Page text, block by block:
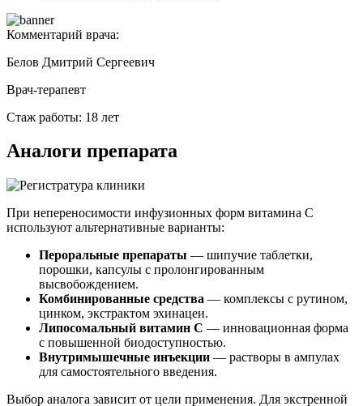
Комментарий врача:
Белов Дмитрий Сергеевич
Врач-терапевт
Стаж работы: 18 лет
Аналоги препарата
При непереносимости инфузионных форм витамина С
используют альтернативные варианты:
Пероральные препараты — шипучие таблетки,
порошки, капсулы с пролонгированным
высвобождением.
Комбинированные средства — комплексы с рутином,
цинком, экстрактом эхинацеи.
Липосомальный витамин С — инновационная форма
с повышенной биодоступностью.
Внутримышечные инъекции — растворы в ампулах
для самостоятельного введения.
Выбор аналога зависит от цели применения. Для экстренной